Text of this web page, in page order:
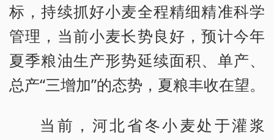
标，持续抓好小麦全程精细精准科学
管理，当前小麦长势良好，预计今年
夏季粮油生产形势延续面积、单产、
总产“三增加”的态势，夏粮丰收在望。
当前，河北省冬小麦处于灌浆